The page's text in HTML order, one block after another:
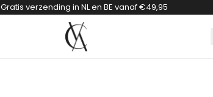
Gratis verzending in NL en BE vanaf €49,95